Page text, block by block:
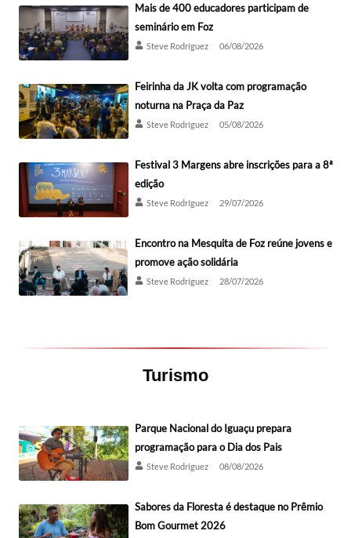
Mais de 400 educadores participam de
seminário em Foz
Steve Rodríguez 06/08/2026
Feirinha da JK volta com programação
noturna na Praça da Paz
Steve Rodríguez 05/08/2026
Festival 3 Margens abre inscrições para a 8ª
edição
Steve Rodríguez 29/07/2026
Encontro na Mesquita de Foz reúne jovens e
promove ação solidária
Steve Rodríguez 28/07/2026
Turismo
Parque Nacional do Iguaçu prepara
programação para o Dia dos Pais
Steve Rodríguez 08/08/2026
Sabores da Floresta é destaque no Prêmio
Bom Gourmet 2026